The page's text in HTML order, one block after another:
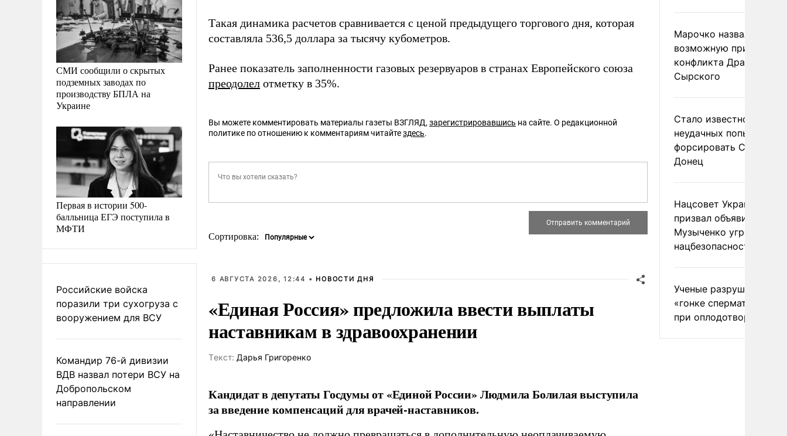
СМИ сообщили о скрытых
подземных заводах по
производству БПЛА на
Украине
Первая в истории 500-
балльница ЕГЭ поступила в
МФТИ
Российские войска
поразили три сухогруза с
вооружением для ВСУ
Командир 76-й дивизии
ВДВ назвал потери ВСУ на
Добропольском
направлении
Такая динамика расчетов сравнивается с ценой предыдущего торгового дня, которая
составляла 536,5 доллара за тысячу кубометров.
Ранее показатель заполненности газовых резервуаров в странах Европейского союза
преодолел отметку в 35%.
Вы можете комментировать материалы газеты ВЗГЛЯД, зарегистрировавшись на сайте. О редакционной
политике по отношению к комментариям читайтездесь.
Сортировка:
6 АВГУСТА 2026, 12:44 • НОВОСТИ ДНЯ
«Единая Россия» предложила ввести выплаты
наставникам в здравоохранении
Tекст: Дарья Григоренко
Кандидат в депутаты Госдумы от «Единой России» Людмила Болилая выступила
за введение компенсаций для врачей-наставников.
Марочко назвал
возможную причину
конфликта Драпатого и
Сырского
Стало известно о
неудачных попытках
форсировать
Донец
Нацсовет Украины по
призвал объявить
Музыченко угрозой
нацбезопасности
Ученые разрушили миф
«гонке
при оплодотворении